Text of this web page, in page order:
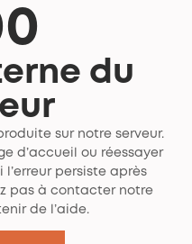
du
sur notre serveur.
d’accueil ou réessayer
persiste après
pas à contacter notre
de l’aide.